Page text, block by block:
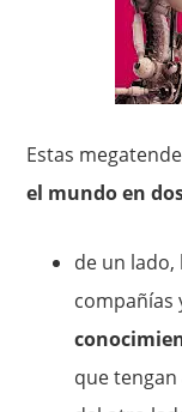
Estas
el mundo en
de un lado,
compañías
que tengan